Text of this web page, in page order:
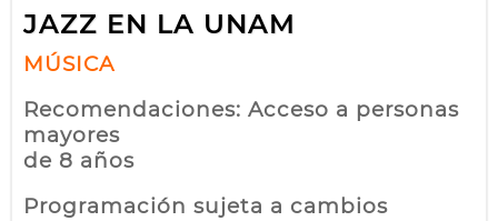
JAZZ EN LA UNAM
MÚSICA
Recomendaciones: Acceso a personas
mayores
de 8 años
Programación sujeta a cambios